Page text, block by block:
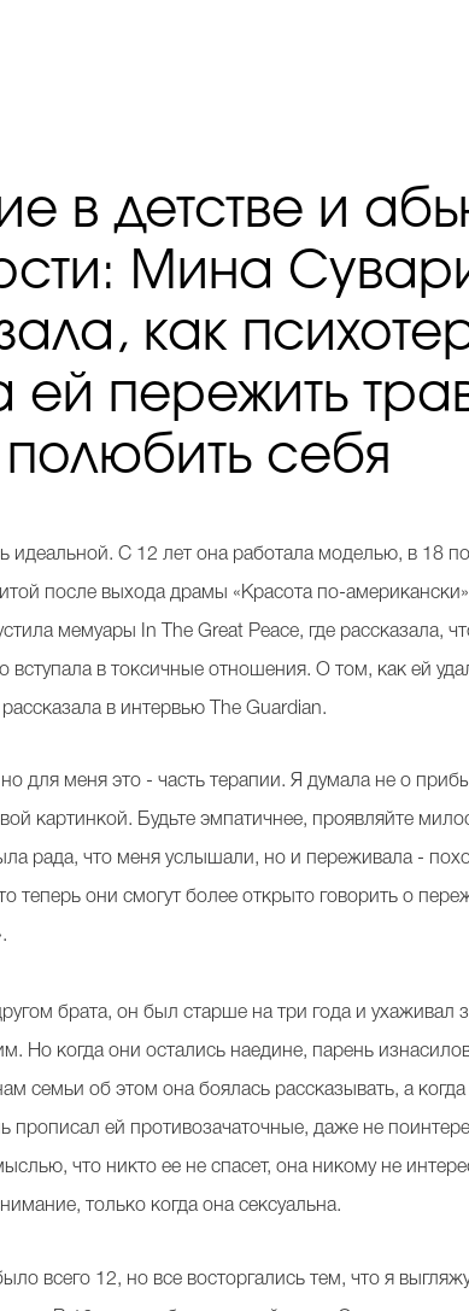
в детстве и
Мина
как
ей пережить
полюбить себя
С 12 лет она работала моделью, в 18
после выхода драмы «Красота по-
мемуары In The Great Peace, где рассказала,
вступала в токсичные отношения. О том, как ей
в интервью The Guardian.
для меня это - часть терапии. Я думала не о
картинкой. Будьте эмпатичнее, проявляйте
рада, что меня услышали, но и переживала -
теперь они смогут более открыто говорить о
брата, он был старше на три года и ухаживал
Но когда они остались наедине, парень
семьи об этом она боялась рассказывать, а
прописал ей противозачаточные, даже не
что никто ее не спасет, она никому не
только когда она сексуальна.
всего 12, но все восторгались тем, что я